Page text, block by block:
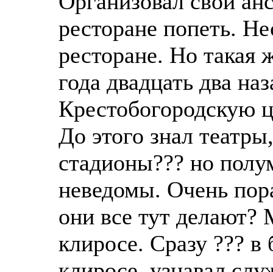
ресторане попеть.
ресторане. Но такая
года двадцать два
Крестобогородскую
До этого знал
стадионы??? но
неведомы. Очень
они все тут
клиросе. Сразу ???